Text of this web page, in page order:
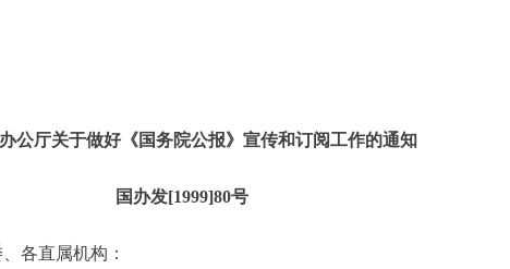
公厅关于做好《国务院公报》宣传和订阅工作的通知
国办发[1999]80号
各直属机构：